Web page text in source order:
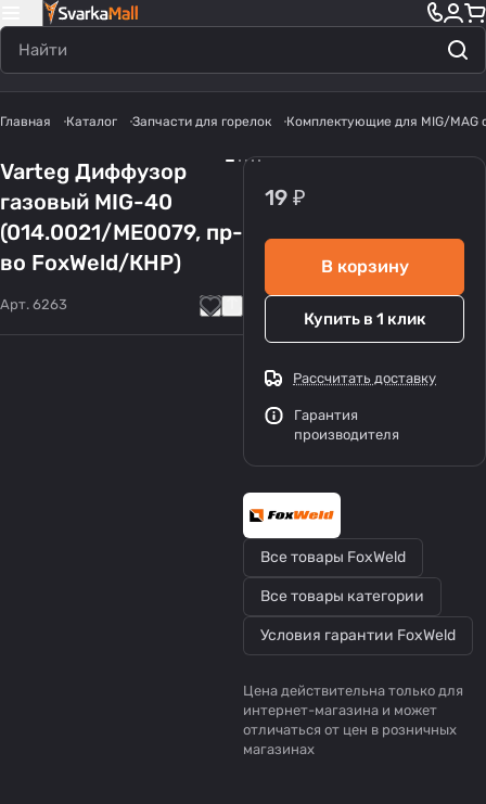
Главная Каталог Запчасти для горелок Комплектующие для MIG/MAG
Varteg Диффузор
газовый MIG-40
(014.0021/ME0079, пр-
во FoxWeld/КНР)
Арт. 6263
19 ₽
В корзину
Купить в 1 клик
Рассчитать доставку
Гарантия
производителя
Все товары FoxWeld
Все товары категории
Условия гарантии FoxWeld
Цена действительна только для
интернет-магазина и может
отличаться от цен в розничных
магазинах